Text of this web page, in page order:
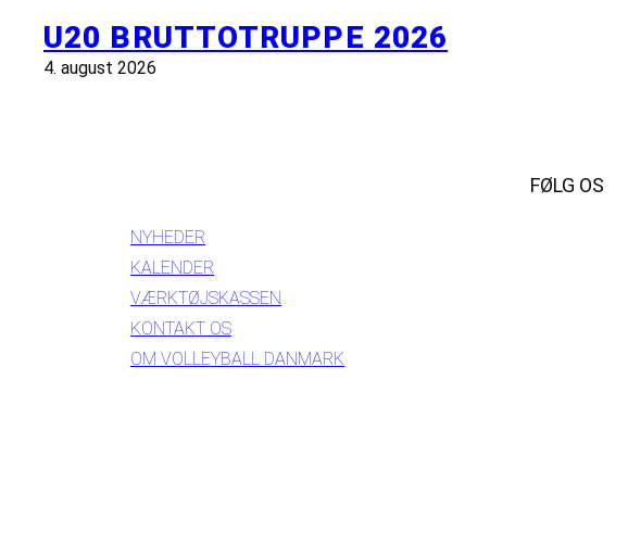
U20 BRUTTOTRUPPE 2026
4. august 2026
NYHEDER
KALENDER
VÆRKTØJSKASSEN
KONTAKT OS
OM VOLLEYBALL DANMARK
FØLG OS